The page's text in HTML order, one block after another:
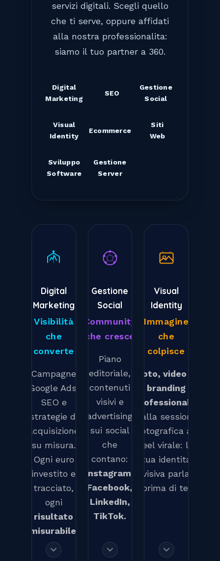
servizi digitali. Scegli quello
che ti serve, oppure affidati
alla nostra professionalita:
siamo il tuo partner a 360.
Digital
Marketing
SEO
Gestione
Social
Visual
Identity
Ecommerce
Siti
Web
Sviluppo
Software
Gestione
Server
Digital
Marketing
Visibilità
che
converte
Campagne
Google Ads,
SEO e
strategie di
acquisizione
su misura.
Ogni euro
investito e
tracciato,
ogni
risultato
misurabile
Gestione
Social
Community
che cresce
Piano
editoriale,
contenuti
visivi e
advertising
sui social
che
contano:
Instagram,
Facebook,
LinkedIn,
TikTok.
Visual
Identity
Immagine
che
colpisce
Foto, video e
branding
professionale.
Dalla sessione
fotografica al
reel virale: la
tua identita
visiva parla
prima di te.